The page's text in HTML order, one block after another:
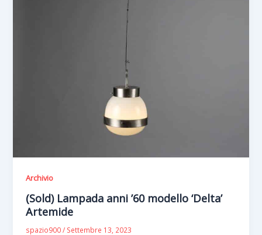
Archivio
(Sold) Lampada anni ’60 modello ‘Delta’
Artemide
spazio900/ Settembre 13, 2023